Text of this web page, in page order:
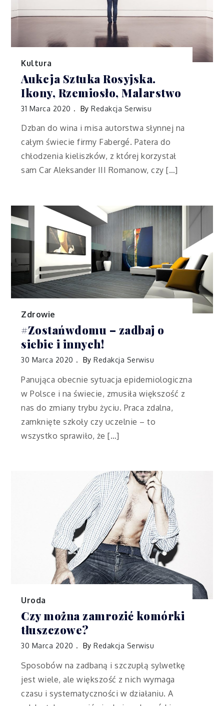
Kultura
Aukcja Sztuka Rosyjska.
Ikony, Rzemiosło, Malarstwo
31 Marca 2020 ByRedakcja Serwisu
Dzban do wina i misa autorstwa słynnej na
całym świecie firmy Fabergé. Patera do
chłodzenia kieliszków, z której korzystał
sam Car Aleksander III Romanow, czy […]
Zdrowie
#Zostańwdomu – zadbaj o
siebie i innych!
30 Marca 2020 ByRedakcja Serwisu
Panująca obecnie sytuacja epidemiologiczna
w Polsce i na świecie, zmusiła większość z
nas do zmiany trybu życiu. Praca zdalna,
zamknięte szkoły czy uczelnie – to
wszystko sprawiło, że […]
Uroda
Czy można zamrozić komórki
tłuszczowe?
30 Marca 2020 ByRedakcja Serwisu
Sposobów na zadbaną i szczupłą sylwetkę
jest wiele, ale większość z nich wymaga
czasu i systematyczności w działaniu. A